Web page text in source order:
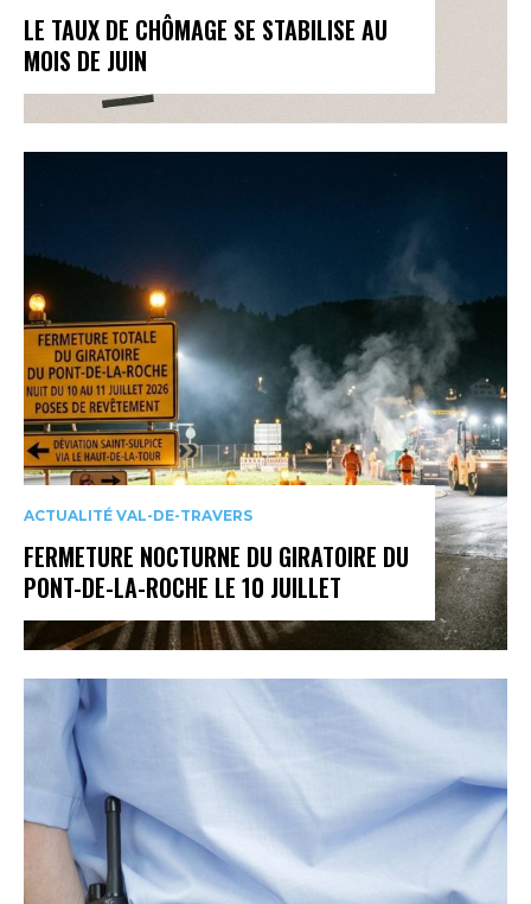
LE TAUX DE CHÔMAGE SE STABILISE AU
MOIS DE JUIN
ACTUALITÉ VAL-DE-TRAVERS
FERMETURE NOCTURNE DU GIRATOIRE DU
PONT-DE-LA-ROCHE LE 10 JUILLET